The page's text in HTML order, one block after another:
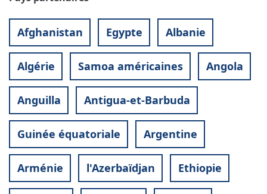
Afghanistan Egypte Albanie
Algérie Samoa américaines Angola
Anguilla Antigua-et-Barbuda
Guinée équatoriale Argentine
Arménie l'Azerbaïdjan Ethiopie